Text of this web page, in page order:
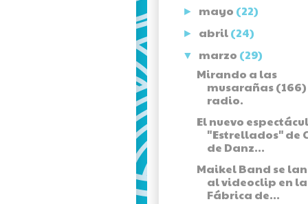
► mayo (22)
► abril(24)
▼ marzo (29)
Mirando a las
musarañas (166)
radio.
El nuevo
"Estrellados" de
de Danz...
Maikel Band se
al videoclip en la
Fábrica de...